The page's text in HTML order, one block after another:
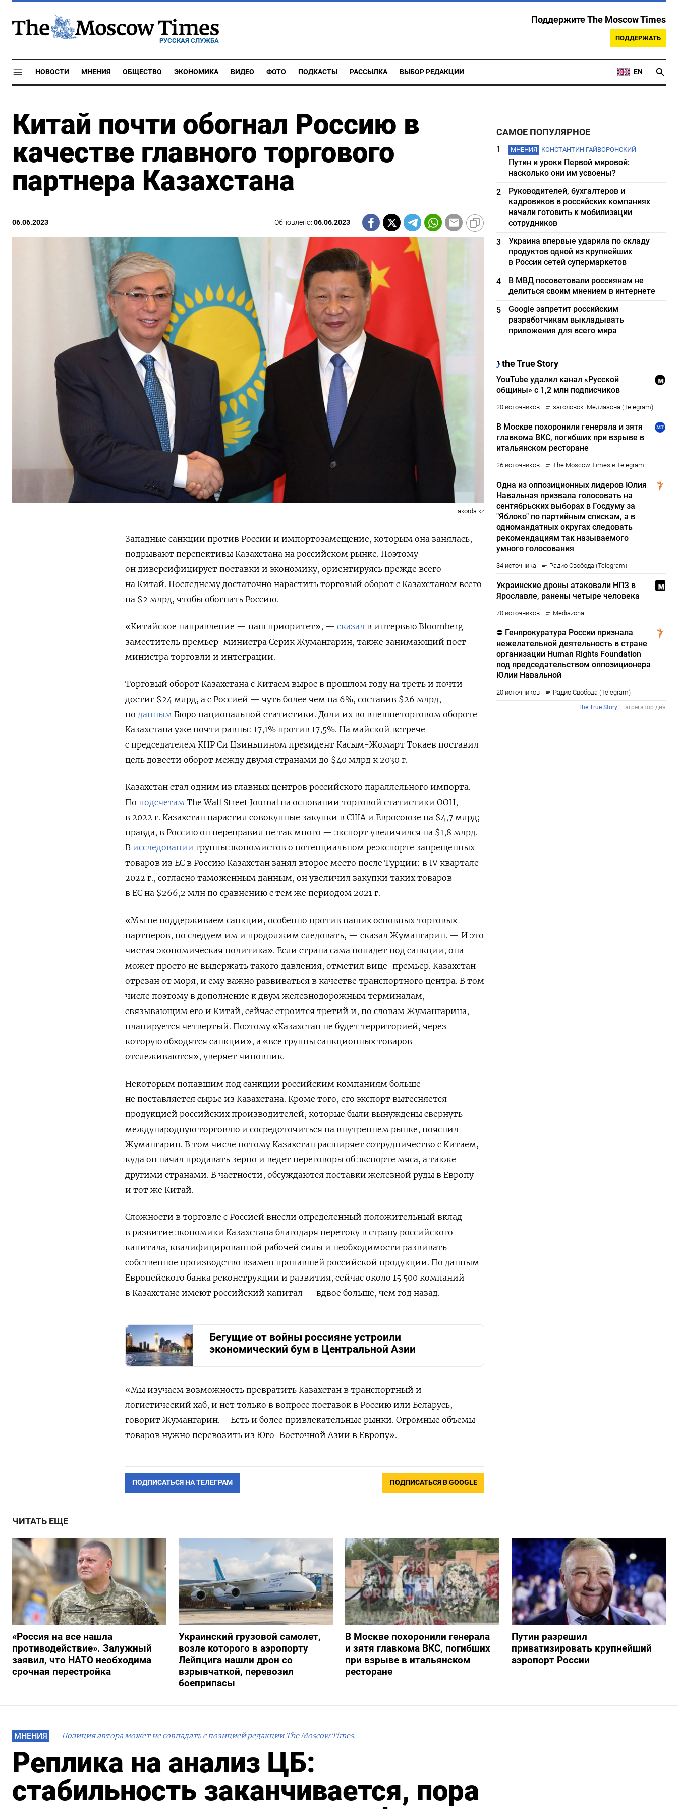
РУССКАЯ СЛУЖБА
Поддержите The Moscow Times
ПОДДЕРЖАТЬ
НОВОСТИ МНЕНИЯ ОБЩЕСТВО ЭКОНОМИКА ВИДЕО ФОТО ПОДКАСТЫ РАССЫЛКА ВЫБОР РЕДАКЦИИ EN
Китай почти обогнал Россию в
качестве главного торгового
партнера Казахстана
06.06.2023 Обновлено:06.06.2023
akorda.kz
Западные санкции против России и импортозамещение, которым она занялась,
подрывают перспективы Казахстана на российском рынке. Поэтому
он диверсифицирует поставки и экономику, ориентируясь прежде всего
на Китай. Последнему достаточно нарастить торговый оборот с Казахстаном всего
на $2 млрд, чтобы обогнать Россию.
«Китайское направление — наш приоритет», — сказал в интервью Bloomberg
заместитель премьер-министра Серик Жумангарин, также занимающий пост
министра торговли и интеграции.
Торговый оборот Казахстана с Китаем вырос в прошлом году на треть и почти
достиг $24 млрд, а с Россией — чуть более чем на 6%, составив $26 млрд,
по данным Бюро национальной статистики. Доли их во внешнеторговом обороте
Казахстана уже почти равны: 17,1% против 17,5%. На майской встрече
с председателем КНР Си Цзиньпином президент Касым-Жомарт Токаев поставил
цель довести оборот между двумя странами до $40 млрд к 2030 г.
Казахстан стал одним из главных центров российского параллельного импорта.
По подсчетам The Wall Street Journal на основании торговой статистики ООН,
в 2022 г. Казахстан нарастил совокупные закупки в США и Евросоюзе на $4,7 млрд;
правда, в Россию он переправил не так много — экспорт увеличился на $1,8 млрд.
В исследовании группы экономистов о потенциальном реэкспорте запрещенных
товаров из ЕС в Россию Казахстан занял второе место после Турции: в IV квартале
2022 г., согласно таможенным данным, он увеличил закупки таких товаров
в ЕС на $266,2 млн по сравнению с тем же периодом 2021 г.
«Мы не поддерживаем санкции, особенно против наших основных торговых
партнеров, но следуем им и продолжим следовать, — сказал Жумангарин. — И это
чистая экономическая политика». Если страна сама попадет под санкции, она
может просто не выдержать такого давления, отметил вице-премьер. Казахстан
отрезан от моря, и ему важно развиваться в качестве транспортного центра. В том
числе поэтому в дополнение к двум железнодорожным терминалам,
связывающим его и Китай, сейчас строится третий и, по словам Жумангарина,
планируется четвертый. Поэтому «Казахстан не будет территорией, через
которую обходятся санкции», а «все группы санкционных товаров
отслеживаются», уверяет чиновник.
Некоторым попавшим под санкции российским компаниям больше
не поставляется сырье из Казахстана. Кроме того, его экспорт вытесняется
продукцией российских производителей, которые были вынуждены свернуть
международную торговлю и сосредоточиться на внутреннем рынке, пояснил
Жумангарин. В том числе потому Казахстан расширяет сотрудничество с Китаем,
куда он начал продавать зерно и ведет переговоры об экспорте мяса, а также
другими странами. В частности, обсуждаются поставки железной руды в Европу
и тот же Китай.
Сложности в торговле с Россией внесли определенный положительный вклад
в развитие экономики Казахстана благодаря перетоку в страну российского
капитала, квалифицированной рабочей силы и необходимости развивать
собственное производство взамен пропавшей российской продукции. По данным
Европейского банка реконструкции и развития, сейчас около 15 500 компаний
в Казахстане имеют российский капитал — вдвое больше, чем год назад.
Бегущие от войны россияне устроили
экономический бум в Центральной Азии
«Мы изучаем возможность превратить Казахстан в транспортный и
логистический хаб, и нет только в вопросе поставок в Россию или Беларусь, –
говорит Жумангарин. – Есть и более привлекательные рынки. Огромные объемы
товаров нужно перевозить из Юго-Восточной Азии в Европу».
ПОДПИСАТЬСЯ НА ТЕЛЕГРАМ ПОДПИСАТЬСЯ В GOOGLE
САМОЕ ПОПУЛЯРНОЕ
1 МНЕНИЯ КОНСТАНТИН ГАЙВОРОНСКИЙ
Путин и уроки Первой мировой:
насколько они им усвоены?
2
Руководителей, бухгалтеров и
кадровиков в российских компаниях
начали готовить к мобилизации
сотрудников
3
Украина впервые ударила по складу
продуктов одной из крупнейших
в России сетей супермаркетов
4
В МВД посоветовали россиянам не
делиться своим мнением в интернете
5
Google запретит российским
разработчикам выкладывать
приложения для всего мира
ЧИТАТЬ ЕЩЕ
«Россия на все нашла
противодействие». Залужный
заявил, что НАТО необходима
срочная перестройка
Украинский грузовой самолет,
возле которого в аэропорту
Лейпцига нашли дрон со
взрывчаткой, перевозил
боеприпасы
В Москве похоронили генерала
и зятя главкома ВКС, погибших
при взрыве в итальянском
ресторане
Путин разрешил
приватизировать крупнейший
аэропорт России
МНЕНИЯ Позиция автора может не совпадать с позицией редакции The Moscow Times.
Реплика на анализ ЦБ:
стабильность заканчивается, пора